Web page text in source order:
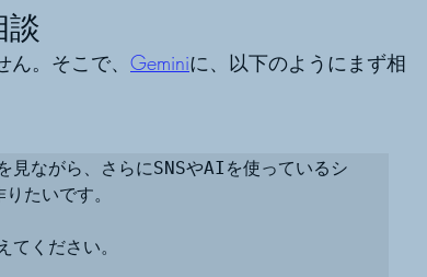
。そこで、 Geminiに、以下のようにまず相
見ながら、さらにSNSやAIを使っているシ
たいです。
ください。